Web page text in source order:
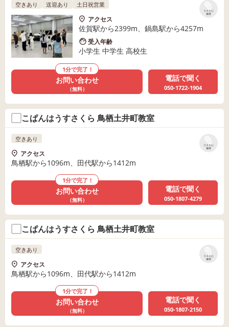
リストに
保存
空きあり 送迎あり 土日祝営業
アクセス
佐賀駅から2399m、鍋島駅から4257m
受入年齢
小学生 中学生 高校生
1分で完了！
お問い合わせ
（無料）
電話で聞く
050-1722-1904
こぱんはうすさくら 鳥栖土井町教室
リストに
保存
空きあり
アクセス
鳥栖駅から1096m、田代駅から1412m
1分で完了！
お問い合わせ
（無料）
電話で聞く
050-1807-4279
こぱんはうすさくら 鳥栖土井町教室
リストに
保存
空きあり
アクセス
鳥栖駅から1096m、田代駅から1412m
1分で完了！
お問い合わせ
（無料）
電話で聞く
050-1807-2150